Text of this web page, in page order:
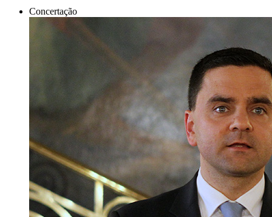
Concertação